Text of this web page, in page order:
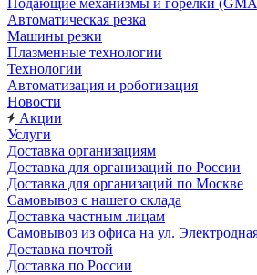
Подающие механизмы и горелки
Автоматическая резка
Машины резки
Плазменные технологии
Технологии
Автоматизация и роботизация
Новости
Акции
Услуги
Доставка организациям
Доставка для организаций по России
Доставка для организаций по Москве
Самовывоз с нашего склада
Доставка частным лицам
Самовывоз из офиса на ул.
Доставка почтой
Доставка по России